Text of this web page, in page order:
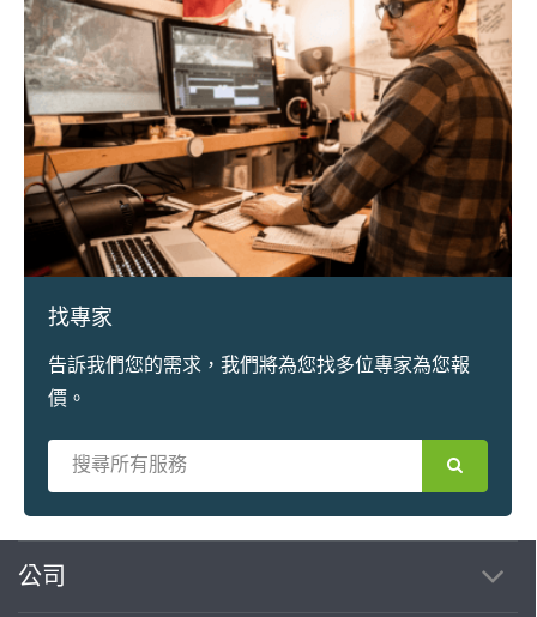
找專家
告訴我們您的需求，我們將為您找多位專家為您報
價。
公司繼續完成